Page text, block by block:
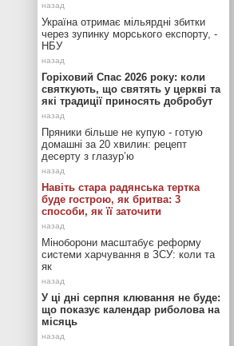
Україна отримає мільярдні збитки
через зупинку морського експорту, -
НБУ
Горіховий Спас 2026 року: коли
святкують, що святять у церкві та
які традиції приносять добробут
Пряники більше не купую - готую
домашні за 20 хвилин: рецепт
десерту з глазур’ю
Навіть стара радянська тертка
буде гострою, як бритва: 3
способи, як її заточити
Міноборони масштабує реформу
системи харчування в ЗСУ: коли та
як
У ці дні серпня клювання не буде:
що показує календар риболова на
місяць